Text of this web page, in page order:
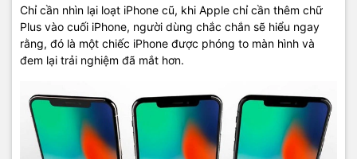
Chỉ cần nhìn lại loạt iPhone cũ, khi Apple chỉ cần thêm chữ
Plus vào cuối iPhone, người dùng chắc chắn sẽ hiểu ngay
rằng, đó là một chiếc iPhone được phóng to màn hình và
đem lại trải nghiệm đã mắt hơn.